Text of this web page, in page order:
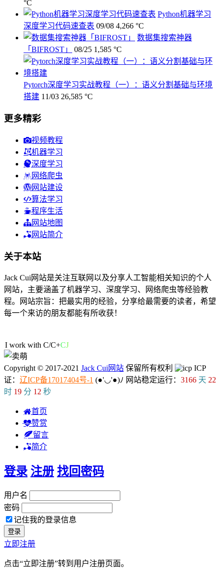
°C
Python机器学习
深度学习代码速查表 09/08 4,266 °C
数据集搜索神器
「BIFROST」
08/25 1,585 °C
Pytorch深度学习实战教程（一）：语义分割基础与环境
搭建 11/03 26,585 °C
更多精彩
视频教程
机器学习
深度学习
网络爬虫
网站建设
算法学习
程序生活
网站地图
网站简介
关于本站
Jack Cui网站是关注互联网以及分享人工智能相关知识的个人
网站，主要涵盖了机器学习、深度学习、网络爬虫等经验教
程。网站宗旨：把最实用的经验，分享给最需要的读者，希望
每一个来访的朋友都能有所收获！
I work with C1oib1
Copyright © 2017-2021 Jack Cui网站 保留所有权利
ICP
证： 辽ICP备17017404号-1 (●'◡'●)ﾉ 网站稳定运行： 3166 天 22
时 19 分 12 秒
首页
赞赏
留言
简介
登录 注册 找回密码
用户名
密码
记住我的登录信息
立即注册
点击“立即注册”转到用户注册页面。